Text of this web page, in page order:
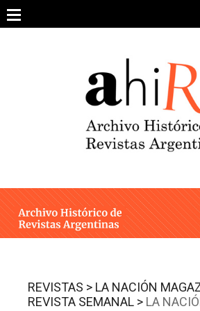
content
ARCHIVO DE REVISTAS
ESTUDIOS CRÍTICOS
INTEGRANTES
CONTACTO
REVISTAS > LA NACIÓN
REVISTA SEMANAL > LA